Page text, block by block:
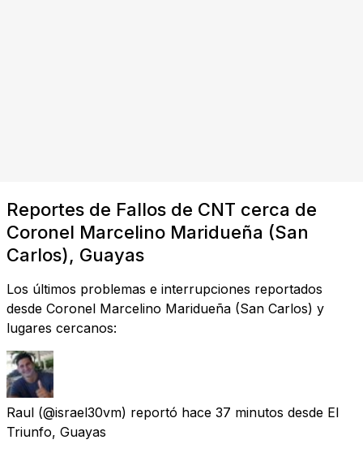
Reportes de Fallos de CNT cerca de
Coronel Marcelino Maridueña (San
Carlos), Guayas
Los últimos problemas e interrupciones reportados
desde Coronel Marcelino Maridueña (San Carlos) y
lugares cercanos:
Raul (@israel30vm) reportó hace 37 minutos desde El
Triunfo, Guayas